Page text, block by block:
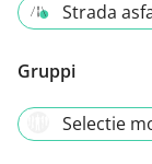
Strada
Gruppi
Selectie